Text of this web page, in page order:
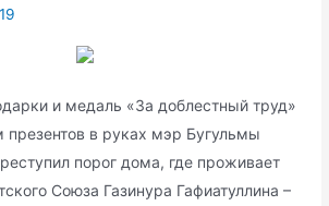
и медаль «За доблестный труд»
презентов в руках мэр Бугульмы
порог дома, где проживает
Союза Газинура Гафиатуллина –